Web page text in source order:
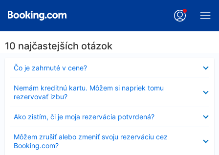
10 najčastejších otázok
Čo je zahrnuté v cene?
Nezobrazuje
sa
Nemám kreditnú kartu. Môžem si napriek tomu
rezervovať izbu?
sa
Ako zistím, či je moja rezervácia potvrdená?
sa
Môžem zrušiť alebo zmeniť svoju rezerváciu cez
Booking.com?
sa